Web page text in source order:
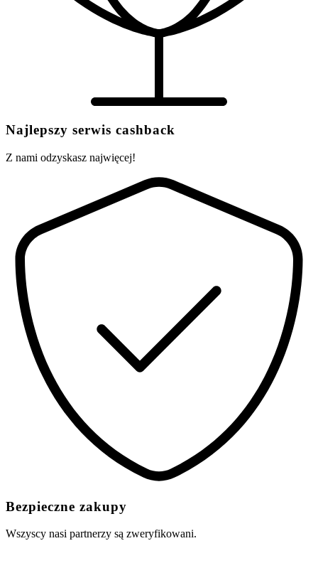
Najlepszy serwis cashback
Z nami odzyskasz najwięcej!
Bezpieczne zakupy
Wszyscy nasi partnerzy są zweryfikowani.